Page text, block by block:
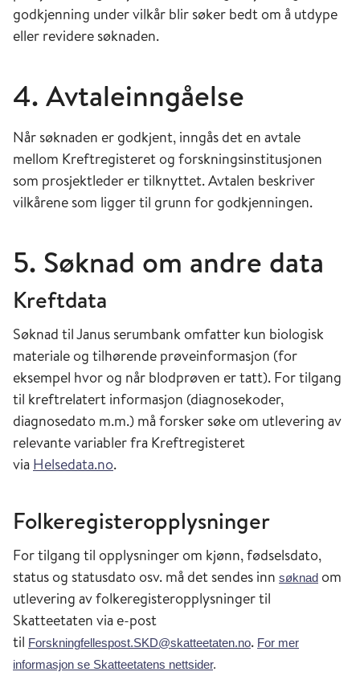
godkjenning under vilkår blir søker bedt om å utdype
eller revidere søknaden.
4. Avtaleinngåelse
Når søknaden er godkjent, inngås det en avtale
mellom Kreftregisteret og forskningsinstitusjonen
som prosjektleder er tilknyttet. Avtalen beskriver
vilkårene som ligger til grunn for godkjenningen.
5. Søknad om andre data
Kreftdata
Søknad til Janus serumbank omfatter kun biologisk
materiale og tilhørende prøveinformasjon (for
eksempel hvor og når blodprøven er tatt). For tilgang
til kreftrelatert informasjon (diagnosekoder,
diagnosedato m.m.) må forsker søke om utlevering av
relevante variabler fra Kreftregisteret
via Helsedata.no.
Folkeregisteropplysninger
For tilgang til opplysninger om kjønn, fødselsdato,
status og statusdato osv. må det sendes inn søknad om
utlevering av folkeregisteropplysninger til
Skatteetaten via e-post
til Forskningfellespost.SKD@skatteetaten.no. For mer
informasjon se Skatteetatens nettsider.